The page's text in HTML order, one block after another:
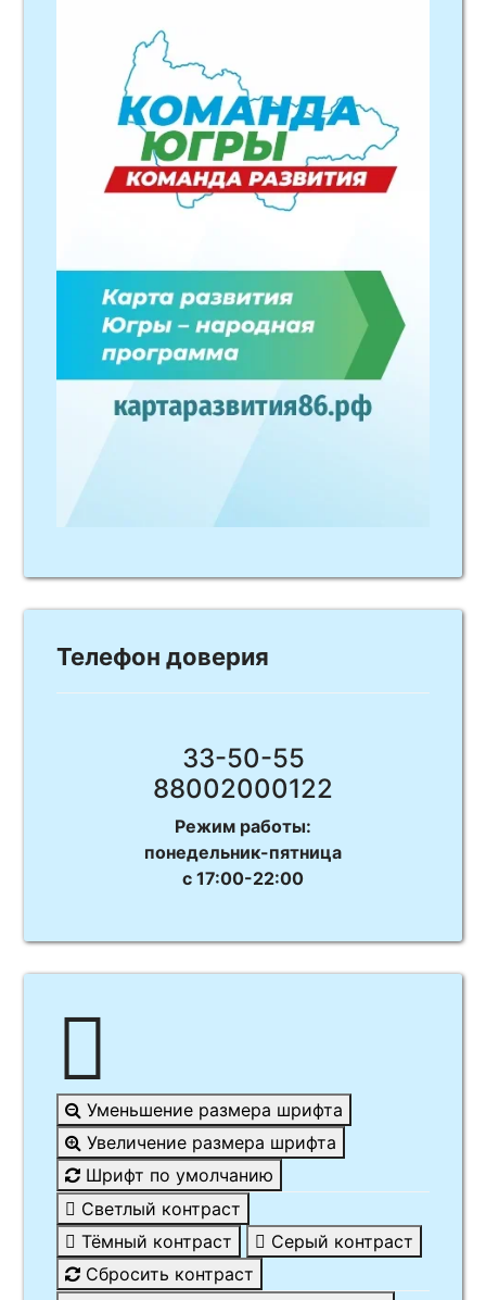
Телефон доверия
33-50-55
88002000122
Режим работы:
понедельник-пятница
с 17:00-22:00
Уменьшение размера шрифта
Увеличение размера шрифта
Шрифт по умолчанию
Светлый контраст
Тёмный контраст
Серый контраст
Сбросить контраст